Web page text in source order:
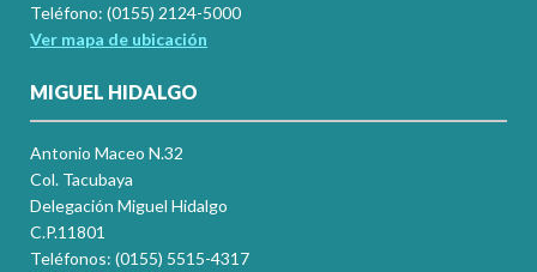
Teléfono: (0155) 2124-5000
Ver mapa de ubicación
MIGUEL HIDALGO
Antonio Maceo N.32
Col. Tacubaya
Delegación Miguel Hidalgo
C.P.11801
Teléfonos: (0155) 5515-4317